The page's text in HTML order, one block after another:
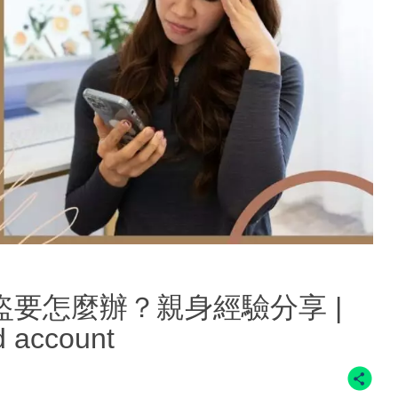
怎麼辦？親身經驗分享 |
account